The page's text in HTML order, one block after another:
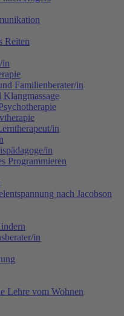
Reiten
in
Familienberater/in
in
in
Programmieren
nach Jacobson
in
Lehre vom Wohnen